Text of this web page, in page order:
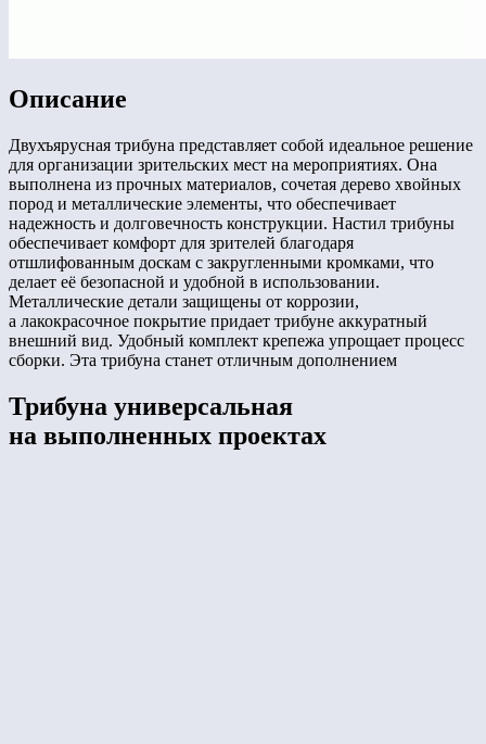
Описание
Двухъярусная трибуна представляет собой идеальное решение
для организации зрительских мест на мероприятиях. Она
выполнена из прочных материалов, сочетая дерево хвойных
пород и металлические элементы, что обеспечивает
надежность и долговечность конструкции. Настил трибуны
обеспечивает комфорт для зрителей благодаря
отшлифованным доскам с закругленными кромками, что
делает её безопасной и удобной в использовании.
Металлические детали защищены от коррозии,
а лакокрасочное покрытие придает трибуне аккуратный
внешний вид. Удобный комплект крепежа упрощает процесс
сборки. Эта трибуна станет отличным дополнением
Трибуна универсальная
на выполненных проектах